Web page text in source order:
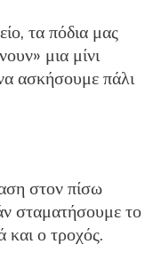
τα πόδια μας
μια μίνι
ασκήσουμε πάλι
στον πίσω
σταματήσουμε το
ο τροχός.